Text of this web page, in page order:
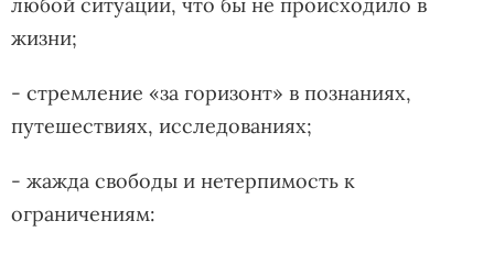
жизни;
- стремление «за горизонт» в познаниях,
путешествиях, исследованиях;
- жажда свободы и нетерпимость к
ограничениям: